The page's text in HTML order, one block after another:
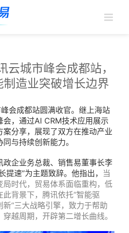
云城市峰会成都站，
制造业突破增长边界
会成都站圆满收官。继上海站
会，通过AI CRM技术应用展示
案分享，展现了双方在推动产业
与持续创新能力。
政企业务总裁、销售易董事长李
提速”为主题致辞。他指出， 当
局时代，贸易体系面临重构，低
背景下，腾讯依托“智能驱
“三大战略引擎，致力于帮助
越周期，开辟第二增长曲线。